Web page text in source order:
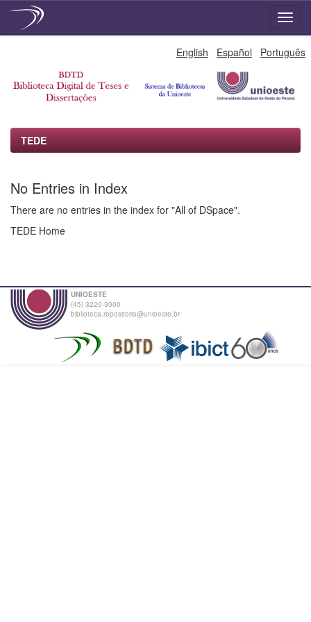
English Español Português
TEDE
No Entries in Index
There are no entries in the index for "All of DSpace".
TEDE Home
UNIOESTE
(45) 3220-3000
biblioteca.repositorio@unioeste.br